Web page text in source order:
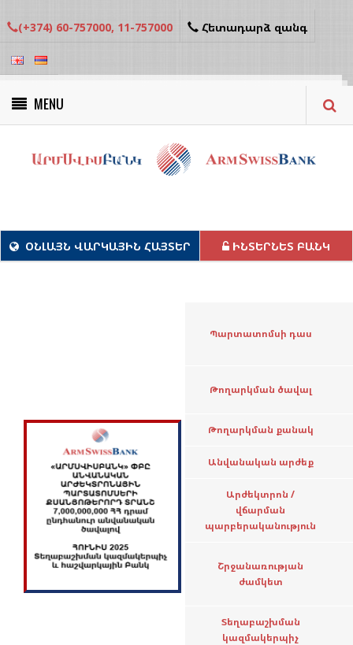
(+374) 60-757000, 11-757000 Հետադարձ զանգ
MENU
ՕՆԼԱՅՆ ՎԱՐԿԱՅԻՆ ՀԱՅՏԵՐ ԻՆՏԵՐՆԵՏ ԲԱՆԿ
Պարտատոմսի դաս
Թողարկման ծավալ
Թողարկման քանակ
Անվանական արժեք
Արժեկտրոն /
վճարման
պարբերականություն
Շրջանառության
ժամկետ
Տեղաբաշխման
կազմակերպիչ